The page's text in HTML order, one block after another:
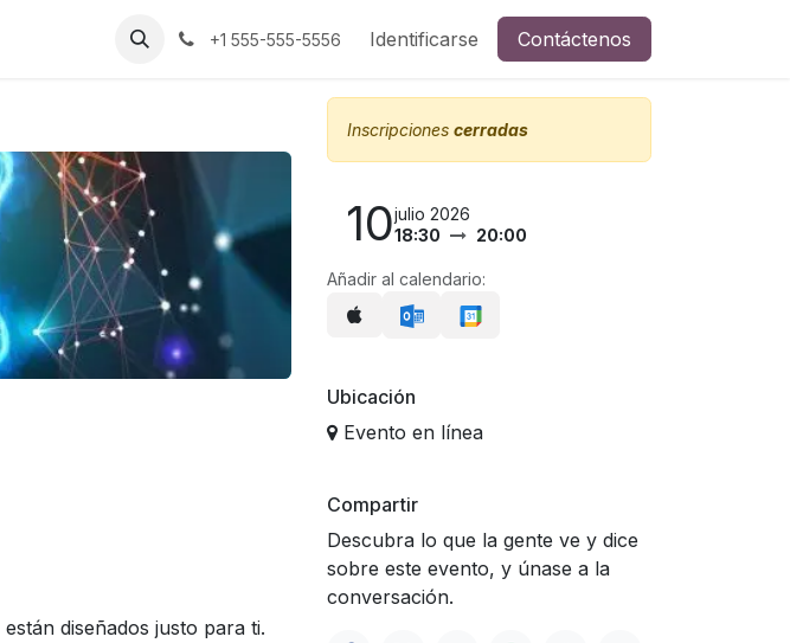
Eventos +1 555-555-5556 Identificarse Contáctenos
están diseñados justo para ti.
Inscripciones cerradas
10julio 2026
18:30
20:00
Añadir al calendario:
Ubicación
Evento en línea
Compartir
Descubra lo que la gente ve y dice
sobre este evento, y únase a la
conversación.